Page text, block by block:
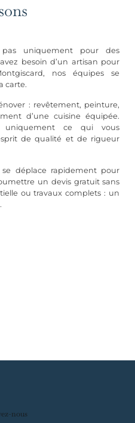
pas uniquement pour des
besoin d’un artisan pour
nos équipes se
carte.
: revêtement, peinture,
d’une cuisine équipée.
uniquement ce qui vous
de qualité et de rigueur
déplace rapidement pour
un devis gratuit sans
ou travaux complets : un
nous